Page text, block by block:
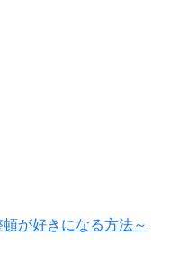
が好きになる方法～